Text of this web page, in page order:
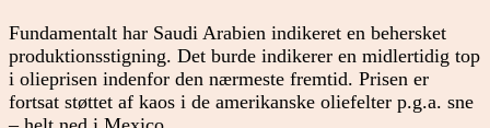
Fundamentalt har Saudi Arabien indikeret en behersket
produktionsstigning. Det burde indikerer en midlertidig top
i olieprisen indenfor den nærmeste fremtid. Prisen er
fortsat støttet af kaos i de amerikanske oliefelter p.g.a. sne